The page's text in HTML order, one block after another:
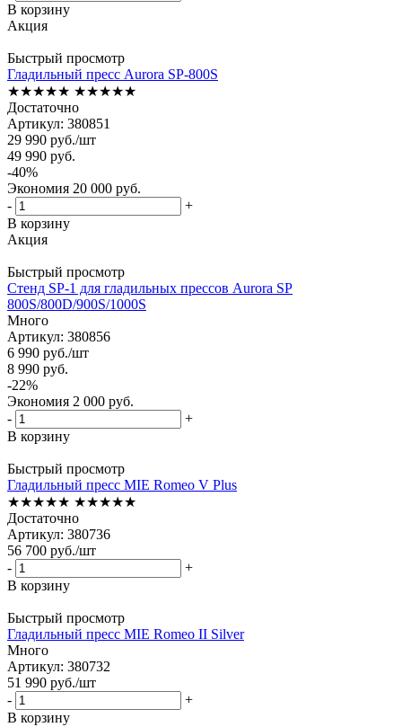
В корзину
Акция
Быстрый просмотр
Гладильный пресс Aurora SP-800S
★★★★★ ★★★★★
Достаточно
Артикул: 380851
29 990 руб./шт
49 990 руб.
-40%
Экономия 20 000 руб.
-
+
В корзину
Акция
Быстрый просмотр
Стенд SP-1 для гладильных прессов Aurora SP
800S/800D/900S/1000S
Много
Артикул: 380856
6 990 руб./шт
8 990 руб.
-22%
Экономия 2 000 руб.
-
+
В корзину
Быстрый просмотр
Гладильный пресс MIE Romeo V Plus
★★★★★ ★★★★★
Достаточно
Артикул: 380736
56 700 руб./шт
-
+
В корзину
Быстрый просмотр
Гладильный пресс MIE Romeo II Silver
Много
Артикул: 380732
51 990 руб./шт
-
+
В корзину